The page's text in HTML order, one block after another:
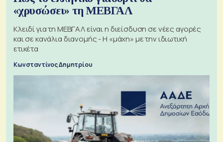
«χρυσώσει» τη ΜΕΒΓΑΛ
Κλειδί για τη ΜΕΒΓΑΛ είναι η διείσδυση σε νέες αγορές
και σε κανάλια διανομής - Η «μάχη» με την ιδιωτική
ετικέτα
Κωνσταντίνος Δημητρίου